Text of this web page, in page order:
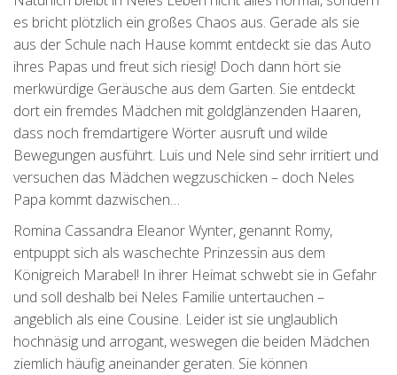
es bricht plötzlich ein großes Chaos aus. Gerade als sie
aus der Schule nach Hause kommt entdeckt sie das Auto
ihres Papas und freut sich riesig! Doch dann hört sie
merkwürdige Geräusche aus dem Garten. Sie entdeckt
dort ein fremdes Mädchen mit goldglänzenden Haaren,
dass noch fremdartigere Wörter ausruft und wilde
Bewegungen ausführt. Luis und Nele sind sehr irritiert und
versuchen das Mädchen wegzuschicken – doch Neles
Papa kommt dazwischen…
Romina Cassandra Eleanor Wynter, genannt Romy,
entpuppt sich als waschechte Prinzessin aus dem
Königreich Marabel! In ihrer Heimat schwebt sie in Gefahr
und soll deshalb bei Neles Familie untertauchen –
angeblich als eine Cousine. Leider ist sie unglaublich
hochnäsig und arrogant, weswegen die beiden Mädchen
ziemlich häufig aneinander geraten. Sie können